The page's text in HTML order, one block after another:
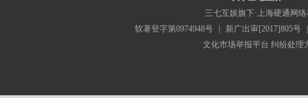
三七互娱旗下·上海硬通网
软著登字第0974948号
新广出审[2017]805号
文化市场举报平台 纠纷处理